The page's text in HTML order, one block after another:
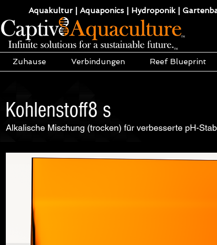
Aquakultur | Aquaponics | Hydroponik |
Zuhause Verbindungen Reef Blueprint
Kohlenstoff8 s
Alkalische Mischung (trocken) für verbesserte pH-